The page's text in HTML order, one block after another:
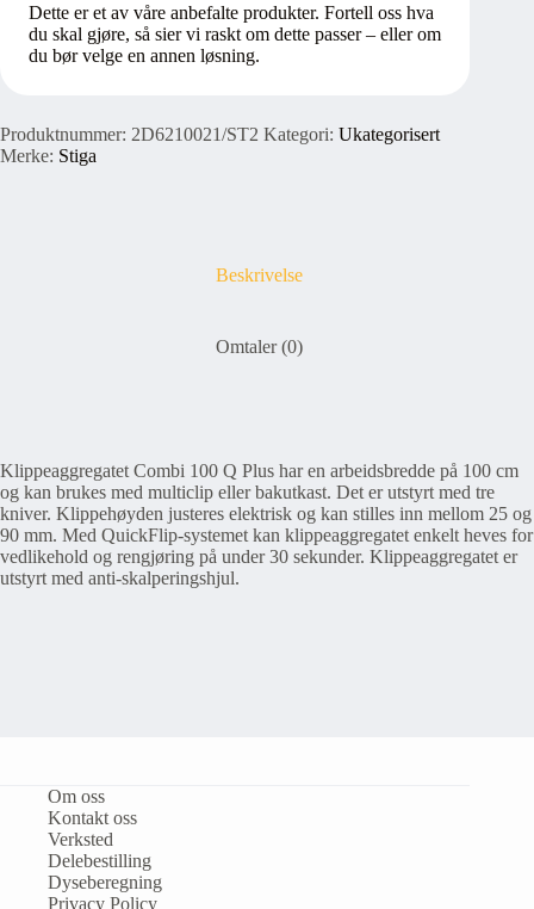
Dette er et av våre anbefalte produkter. Fortell oss hva
du skal gjøre, så sier vi raskt om dette passer – eller om
du bør velge en annen løsning.
Produktnummer: 2D6210021/ST2 Kategori: Ukategorisert
Merke: Stiga
Beskrivelse
Omtaler (0)
Klippeaggregatet Combi 100 Q Plus har en arbeidsbredde på 100 cm
og kan brukes med multiclip eller bakutkast. Det er utstyrt med tre
kniver. Klippehøyden justeres elektrisk og kan stilles inn mellom 25 og
90 mm. Med QuickFlip-systemet kan klippeaggregatet enkelt heves for
vedlikehold og rengjøring på under 30 sekunder. Klippeaggregatet er
utstyrt med anti-skalperingshjul.
Om oss
Kontakt oss
Verksted
Delebestilling
Dyseberegning
Privacy Policy